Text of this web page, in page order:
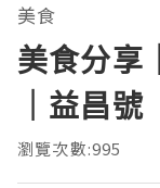
美食
美食分享
｜益昌號
瀏覽次數:995